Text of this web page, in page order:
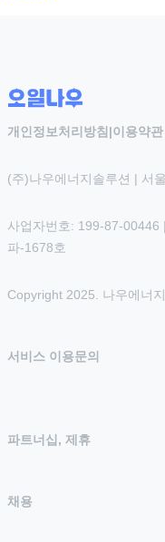
개인정보처리방침 |이용약관
(주)나우에너지솔루션 | 서
사업자번호: 199-87-00446
파-1678호
Copyright 2025. 나우에너
서비스 이용문의
파트너십, 제휴
채용